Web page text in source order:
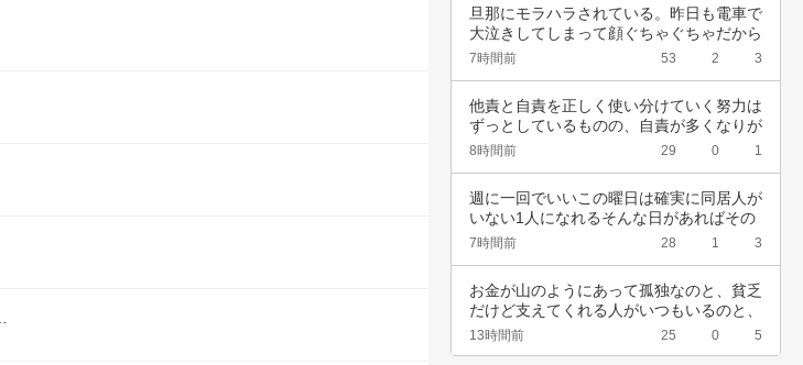
旦那にモラハラされている。昨日も電車で
大泣きしてしまって顔ぐちゃぐちゃだから
会社休ん…
7時間前 53 2 3
他責と自責を正しく使い分けていく努力は
ずっとしているものの、自責が多くなりが
ちなんで…
8時間前 29 0 1
週に一回でいいこの曜日は確実に同居人が
いない1人になれるそんな日があればその
日だけを…
7時間前 28 1 3
お金が山のようにあって孤独なのと、貧乏
だけど支えてくれる人がいつもいるのと、
どっちが…
13時間前 25 0 5